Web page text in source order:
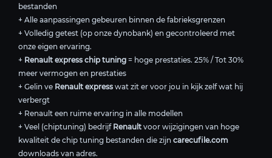
bestanden
+ Alle aanpassingen gebeuren binnen de fabrieksgrenzen
+ Volledig getest (op onze dynobank) en gecontroleerd met
onze eigen ervaring.
+ Renault express chip tuning = hoge prestaties. 25% / Tot 30%
meer vermogen en prestaties
+ Gelin ve Renault express wat zit er voor jou in kijk zelf wat hij
verbergt
+ Renault een ruime ervaring in alle modellen
+ Veel (chiptuning) bedrijf Renault voor wijzigingen van hoge
kwaliteit de chip tuning bestanden die zijn carecufile.com
downloads van adres.